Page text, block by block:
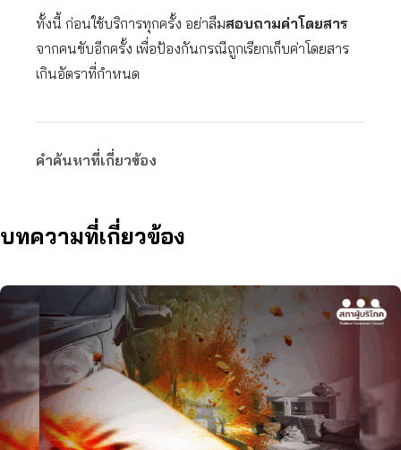
ทั้งนี้ ก่อนใช้บริการทุกครั้ง อย่าลืมสอบถามค่าโดยสาร
จากคนขับอีกครั้ง เพื่อป้องกันกรณีถูกเรียกเก็บค่าโดยสาร
เกินอัตราที่กำหนด
คำค้นหาที่เกี่ยวข้อง
บทความที่เกี่ยวข้อง